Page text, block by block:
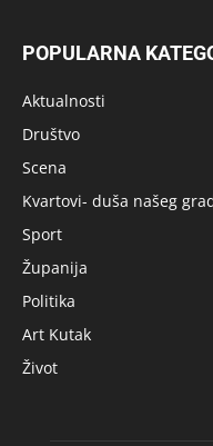
POPULARNA
Aktualnosti
Društvo
Scena
Kvartovi- duša našeg
Sport
Županija
Politika
Art Kutak
Život